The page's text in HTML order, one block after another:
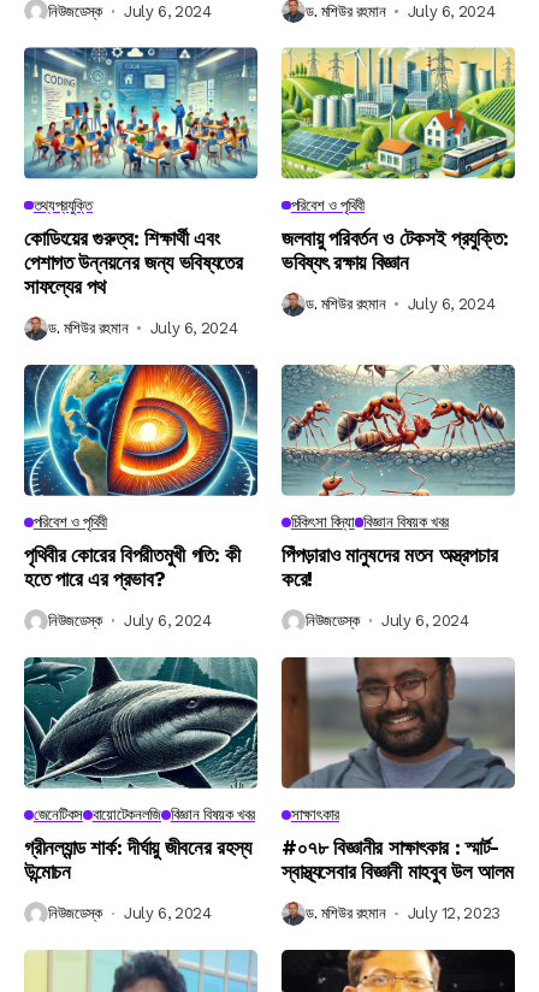
নিউজডেস্ক July 6, 2024 ড. মশিউর রহমান July 6, 2024
তথ্যপ্রযুক্তি
কোডিংয়ের গুরুত্ব: শিক্ষার্থী এবং
পেশাগত উন্নয়নের জন্য ভবিষ্যতের
সাফল্যের পথ
ড. মশিউর রহমান July 6, 2024
পরিবেশ ও পৃথিবী
জলবায়ু পরিবর্তন ও টেকসই প্রযুক্তি:
ভবিষ্যৎ রক্ষায় বিজ্ঞান
ড. মশিউর রহমান July 6, 2024
পরিবেশ ও পৃথিবী
পৃথিবীর কোরের বিপরীতমুখী গতি: কী
হতে পারে এর প্রভাব?
নিউজডেস্ক July 6, 2024
চিকিৎসা বিদ্যা বিজ্ঞান বিষয়ক খবর
পিঁপড়ারাও মানুষদের মতন অস্ত্রপচার
করে!
নিউজডেস্ক July 6, 2024
জেনেটিকস বায়োটেকনলজি বিজ্ঞান বিষয়ক খবর
গ্রীনল্যান্ড শার্ক: দীর্ঘায়ু জীবনের রহস্য
উন্মোচন
নিউজডেস্ক July 6, 2024
সাক্ষাৎকার
#০৭৮ বিজ্ঞানীর সাক্ষাৎকার : স্মার্ট-
স্বাস্থ্যসেবার বিজ্ঞানী মাহবুব উল আলম
ড. মশিউর রহমান July 12, 2023